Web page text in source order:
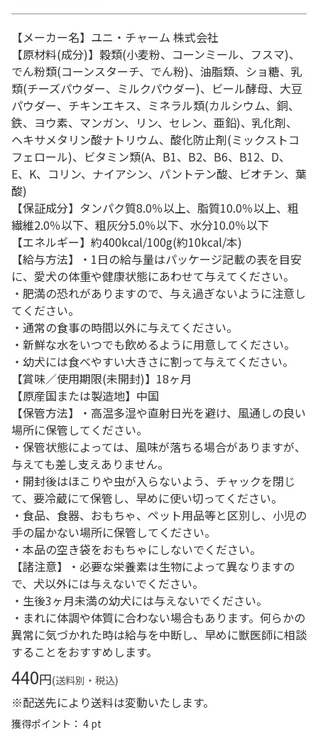
【メーカー名】ユニ・チャーム 株式会社
【原材料(成分)】穀類(小麦粉、コーンミール、フスマ)、
でん粉類(コーンスターチ、でん粉)、油脂類、ショ糖、乳
類(チーズパウダー、ミルクパウダー)、ビール酵母、大豆
パウダー、チキンエキス、ミネラル類(カルシウム、銅、
鉄、ヨウ素、マンガン、リン、セレン、亜鉛)、乳化剤、
ヘキサメタリン酸ナトリウム、酸化防止剤(ミックストコ
フェロール)、ビタミン類(A、B1、B2、B6、B12、D、
E、K、コリン、ナイアシン、パントテン酸、ビオチン、葉
酸)
【保証成分】タンパク質8.0％以上、脂質10.0％以上、粗
繊維2.0％以下、粗灰分5.0％以下、水分10.0％以下
【エネルギー】約400kcal/100g(約10kcal/本)
【給与方法】・1日の給与量はパッケージ記載の表を目安
に、愛犬の体重や健康状態にあわせて与えてください。
・肥満の恐れがありますので、与え過ぎないように注意し
てください。
・通常の食事の時間以外に与えてください。
・新鮮な水をいつでも飲めるように用意してください。
・幼犬には食べやすい大きさに割って与えてください。
【賞味／使用期限(未開封)】18ヶ月
【原産国または製造地】中国
【保管方法】・高温多湿や直射日光を避け、風通しの良い
場所に保管してください。
・保管状態によっては、風味が落ちる場合がありますが、
与えても差し支えありません。
・開封後はほこりや虫が入らないよう、チャックを閉じ
て、要冷蔵にて保管し、早めに使い切ってください。
・食品、食器、おもちゃ、ペット用品等と区別し、小児の
手の届かない場所に保管してください。
・本品の空き袋をおもちゃにしないでください。
【諸注意】・必要な栄養素は生物によって異なりますの
で、犬以外には与えないでください。
・生後3ヶ月未満の幼犬には与えないでください。
・まれに体調や体質に合わない場合もあります。何らかの
異常に気づかれた時は給与を中断し、早めに獣医師に相談
することをおすすめします。
440円(送料別・税込)
※配送先により送料は変動いたします。
獲得ポイント： 4 pt